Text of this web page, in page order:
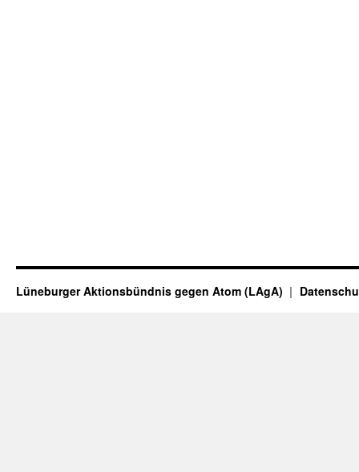
Lüneburger Aktionsbündnis gegen Atom (LAgA)